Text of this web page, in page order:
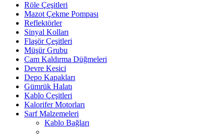
Röle Çeşitleri
Mazot Çekme Pompası
Reflektörler
Sinyal Kolları
Flaşör Çeşitleri
Müşür Grubu
Cam Kaldırma Düğmeleri
Devre Kesici
Depo Kapakları
Gümrük Halatı
Kablo Çeşitleri
Kalorifer Motorları
Sarf Malzemeleri
Kablo Bağları